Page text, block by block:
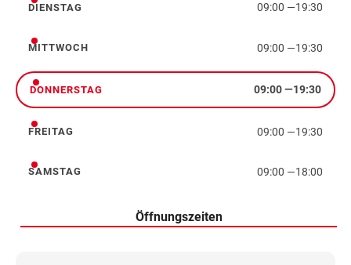
Dienstag
DIENSTAG 09:00 —19:30
Mittwoch
MITTWOCH 09:00 —19:30
Donnerstag
DONNERSTAG 09:00—19:30
Freitag
FREITAG 09:00 —19:30
Samstag
SAMSTAG 09:00 —18:00
Öffnungszeiten